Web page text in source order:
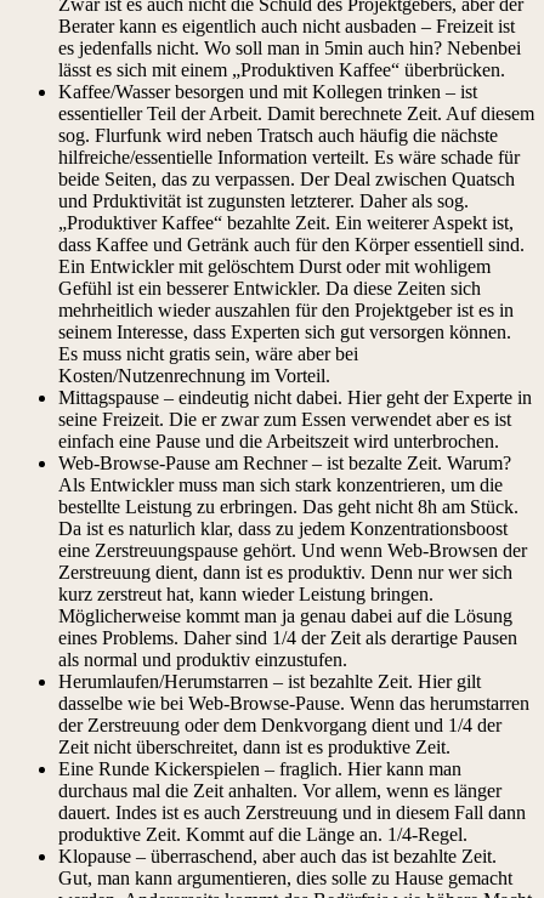
Berater kann es eigentlich auch nicht ausbaden – Freizeit ist
es jedenfalls nicht. Wo soll man in 5min auch hin? Nebenbei
lässt es sich mit einem „Produktiven Kaffee“ überbrücken.
Kaffee/Wasser besorgen und mit Kollegen trinken – ist
essentieller Teil der Arbeit. Damit berechnete Zeit. Auf diesem
sog. Flurfunk wird neben Tratsch auch häufig die nächste
hilfreiche/essentielle Information verteilt. Es wäre schade für
beide Seiten, das zu verpassen. Der Deal zwischen Quatsch
und Prduktivität ist zugunsten letzterer. Daher als sog.
„Produktiver Kaffee“ bezahlte Zeit. Ein weiterer Aspekt ist,
dass Kaffee und Getränk auch für den Körper essentiell sind.
Ein Entwickler mit gelöschtem Durst oder mit wohligem
Gefühl ist ein besserer Entwickler. Da diese Zeiten sich
mehrheitlich wieder auszahlen für den Projektgeber ist es in
seinem Interesse, dass Experten sich gut versorgen können.
Es muss nicht gratis sein, wäre aber bei
Kosten/Nutzenrechnung im Vorteil.
Mittagspause – eindeutig nicht dabei. Hier geht der Experte in
seine Freizeit. Die er zwar zum Essen verwendet aber es ist
einfach eine Pause und die Arbeitszeit wird unterbrochen.
Web-Browse-Pause am Rechner – ist bezalte Zeit. Warum?
Als Entwickler muss man sich stark konzentrieren, um die
bestellte Leistung zu erbringen. Das geht nicht 8h am Stück.
Da ist es naturlich klar, dass zu jedem Konzentrationsboost
eine Zerstreuungspause gehört. Und wenn Web-Browsen der
Zerstreuung dient, dann ist es produktiv. Denn nur wer sich
kurz zerstreut hat, kann wieder Leistung bringen.
Möglicherweise kommt man ja genau dabei auf die Lösung
eines Problems. Daher sind 1/4 der Zeit als derartige Pausen
als normal und produktiv einzustufen.
Herumlaufen/Herumstarren – ist bezahlte Zeit. Hier gilt
dasselbe wie bei Web-Browse-Pause. Wenn das herumstarren
der Zerstreuung oder dem Denkvorgang dient und 1/4 der
Zeit nicht überschreitet, dann ist es produktive Zeit.
Eine Runde Kickerspielen – fraglich. Hier kann man
durchaus mal die Zeit anhalten. Vor allem, wenn es länger
dauert. Indes ist es auch Zerstreuung und in diesem Fall dann
produktive Zeit. Kommt auf die Länge an. 1/4-Regel.
Klopause – überraschend, aber auch das ist bezahlte Zeit.
Gut, man kann argumentieren, dies solle zu Hause gemacht